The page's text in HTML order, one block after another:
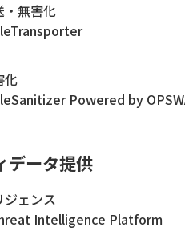
・無害化
化
Powered by
データ提供
ジェンス
Intelligence Platform